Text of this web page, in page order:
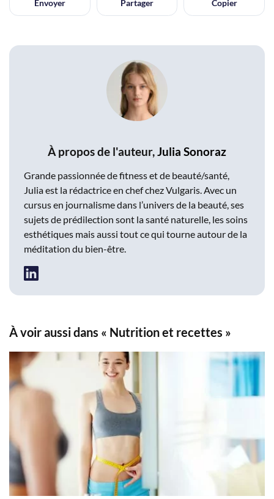
Envoyer Partager Copier
À propos de l'auteur,Julia Sonoraz
Grande passionnée de fitness et de beauté/santé,
Julia est la rédactrice en chef chez Vulgaris. Avec un
cursus en journalisme dans l’univers de la beauté, ses
sujets de prédilection sont la santé naturelle, les soins
esthétiques mais aussi tout ce qui tourne autour de la
méditation du bien-être.
À voir aussi dans « Nutrition et recettes »